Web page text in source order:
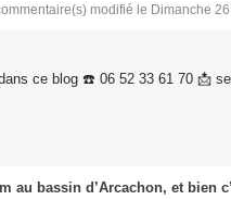
modifié le Dimanche
ce blog ☎️ 06 52 33 61 70 📩
au bassin d’Arcachon, et bien